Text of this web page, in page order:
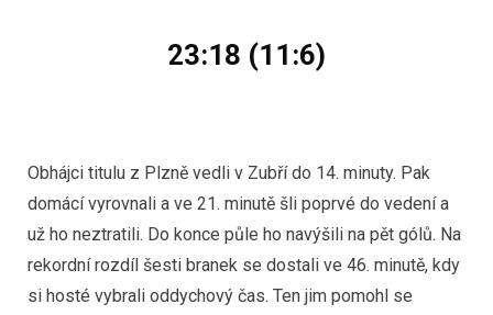
23:18 (11:6)
Obhájci titulu z Plzně vedli v Zubří do 14. minuty. Pak
domácí vyrovnali a ve 21. minutě šli poprvé do vedení a
už ho neztratili. Do konce půle ho navýšili na pět gólů. Na
rekordní rozdíl šesti branek se dostali ve 46. minutě, kdy
si hosté vybrali oddychový čas. Ten jim pomohl se